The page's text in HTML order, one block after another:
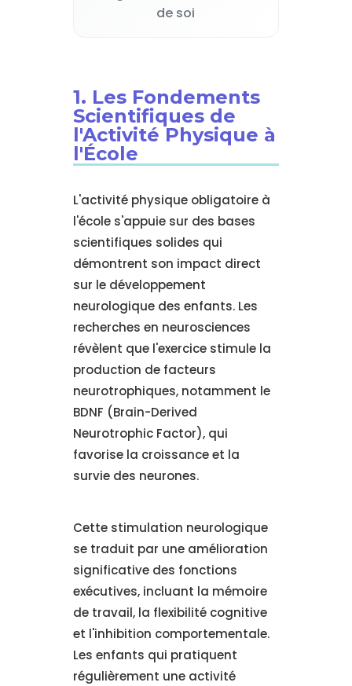
de soi
1. Les Fondements
Scientifiques de
l'Activité Physique à
l'École
L'activité physique obligatoire à
l'école s'appuie sur des bases
scientifiques solides qui
démontrent son impact direct
sur le développement
neurologique des enfants. Les
recherches en neurosciences
révèlent que l'exercice stimule la
production de facteurs
neurotrophiques, notamment le
BDNF (Brain-Derived
Neurotrophic Factor), qui
favorise la croissance et la
survie des neurones.
Cette stimulation neurologique
se traduit par une amélioration
significative des fonctions
exécutives, incluant la mémoire
de travail, la flexibilité cognitive
et l'inhibition comportementale.
Les enfants qui pratiquent
régulièrement une activité